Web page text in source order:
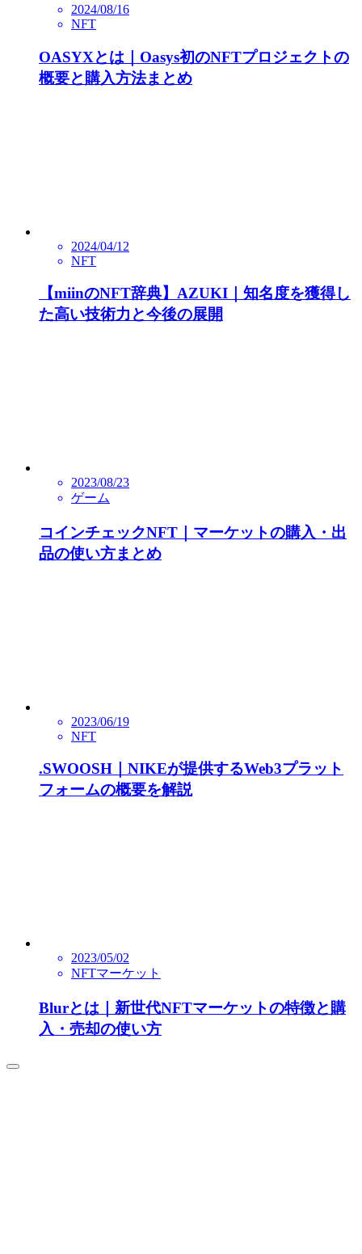
2024/08/16
NFT
OASYXとは｜Oasys初のNFTプロジェクトの
概要と購入方法まとめ
2024/04/12
NFT
【miinのNFT辞典】AZUKI｜知名度を獲得し
た高い技術力と今後の展開
2023/08/23
ゲーム
コインチェックNFT｜マーケットの購入・出
品の使い方まとめ
2023/06/19
NFT
.SWOOSH｜NIKEが提供するWeb3プラット
フォームの概要を解説
2023/05/02
NFTマーケット
Blurとは｜新世代NFTマーケットの特徴と購
入・売却の使い方